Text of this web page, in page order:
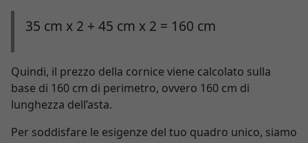
35 cm x 2 + 45 cm x 2 = 160 cm
Quindi, il prezzo della cornice viene calcolato sulla
base di 160 cm di perimetro, ovvero 160 cm di
lunghezza dell’asta.
Per soddisfare le esigenze del tuo quadro unico, siamo